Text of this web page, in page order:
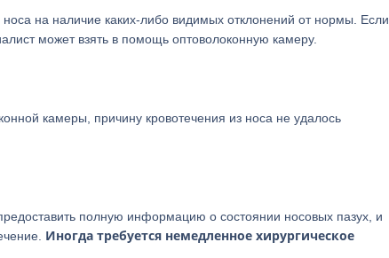
на наличие каких-либо видимых отклонений от нормы. Если
может взять в помощь оптоволоконную камеру.
камеры, причину кровотечения из носа не удалось
полную информацию о состоянии носовых пазух, и
Иногда требуется немедленное хирургическое